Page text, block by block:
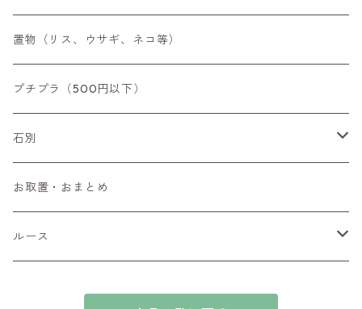
空枠
リング
ペンダントトップ
ブローチ
チャーム
置物（リス、ウサギ、ネコ等）
プチプラ（500円以下）
石別
アイオライト
アウイナイト
お取置・おまとめ
ルース